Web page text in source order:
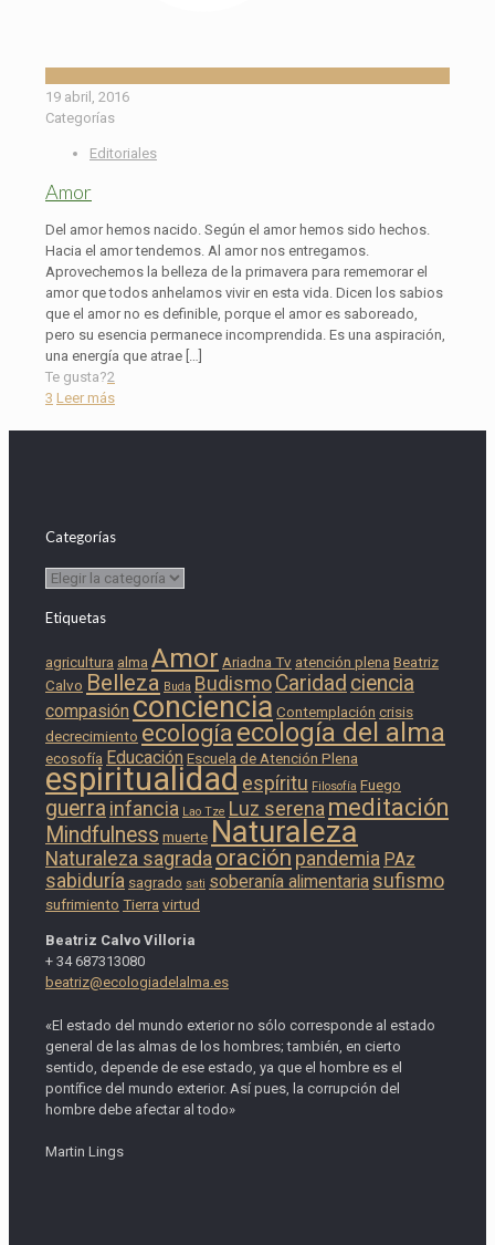
19 abril, 2016
Categorías
Editoriales
Amor
Del amor hemos nacido. Según el amor hemos sido hechos.
Hacia el amor tendemos. Al amor nos entregamos.
Aprovechemos la belleza de la primavera para rememorar el
amor que todos anhelamos vivir en esta vida. Dicen los sabios
que el amor no es definible, porque el amor es saboreado,
pero su esencia permanece incomprendida. Es una aspiración,
una energía que atrae […]
Te gusta?2
3 Leer más
Categorías
Categorías
Etiquetas
agricultura alma Amor Ariadna Tv atención plena Beatriz
Calvo Belleza Buda Budismo Caridad ciencia
compasión conciencia Contemplación crisis
decrecimiento ecología ecología del alma
ecosofía Educación Escuela de Atención Plena
espiritualidad espíritu Filosofía Fuego
guerra infancia Lao Tze Luz serena meditación
Mindfulness muerte Naturaleza
Naturaleza sagrada oración pandemia PAz
sabiduría sagrado sati soberanía alimentaria sufismo
sufrimiento Tierra virtud
Beatriz Calvo Villoria
+ 34 687313080
beatriz@ecologiadelalma.es
«El estado del mundo exterior no sólo corresponde al estado
general de las almas de los hombres; también, en cierto
sentido, depende de ese estado, ya que el hombre es el
pontífice del mundo exterior. Así pues, la corrupción del
hombre debe afectar al todo»
Martin Lings